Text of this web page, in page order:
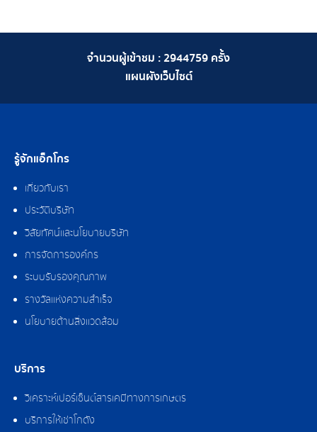
จำนวนผู้เข้าชม :2944759 ครั้ง
แผนผังเว็บไซต์
รู้จักแอ็กโกร
เกี่ยวกับเรา
ประวัติบริษัท
วิสัยทัศน์และนโยบายบริษัท
การจัดการองค์กร
ระบบรับรองคุณภาพ
รางวัลแห่งความสำเร็จ
นโยบายด้านสิ่งแวดล้อม
บริการ
วิเคราะห์เปอร์เซ็นต์สารเคมีทางการเกษตร
บริการให้เช่าโกดัง